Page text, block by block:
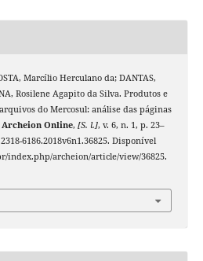
Marcílio Herculano da; DANTAS,
Rosilene Agapito da Silva. Produtos e
do Mercosul: análise das páginas
Archeion Online, [S. l.], v. 6, n. 1, p. 23–
6186.2018v6n1.36825. Disponível
index.php/archeion/article/view/36825.